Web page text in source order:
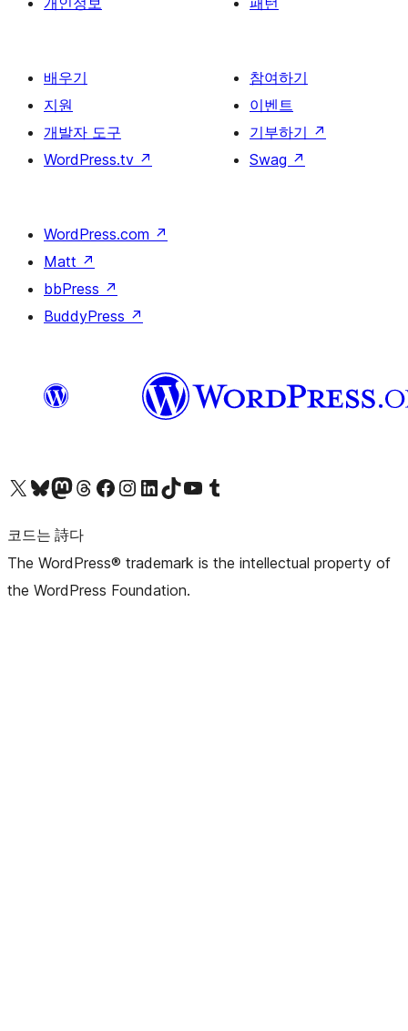
배우기
지원
개발자 도구
WordPress.tv ↗
참여하기
이벤트
기부하기 ↗
Swag ↗
WordPress.com ↗
Matt ↗
bbPress ↗
BuddyPress ↗
X(이전 트위터) 계정 방문하기블루스카이 계정 방문하기마스토돈 계정 방문하기스레드 계정 방문하기 페이스북 페이지 방문하기인스타그램 계정 방문하기 LinkedIn 계정 방문하기틱톡 계정 방문하기유튜브 채널 방문하기 텀블러 계정 방문하기
코드는 詩다
The WordPress® trademark is the intellectual property of
the WordPress Foundation.